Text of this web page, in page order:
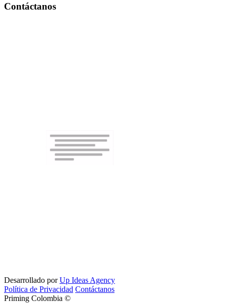
Contáctanos
Desarrollado porUp Ideas Agency
Política de Privacidad Contáctanos
Priming Colombia ©